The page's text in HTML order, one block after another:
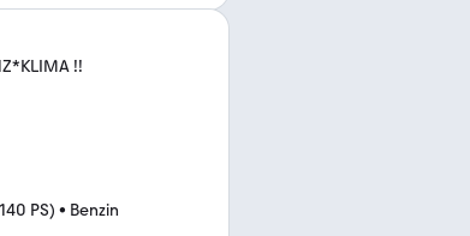
!!
PS) • Benzin